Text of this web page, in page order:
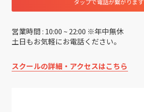
タップで電話が繋がります
営業時間 : 10:00 ~ 22:00 ※年中無休
土日もお気軽にお電話ください。
スクールの詳細・アクセスはこちら